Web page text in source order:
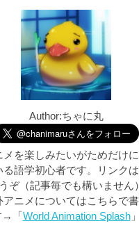
Author:ちゃに丸
メを楽しみたいがためだけ
る語学初心者です。リンク
ぞ（記事毎でも構いません）
アニメについてはこちらで
→「 World Animation Splash」